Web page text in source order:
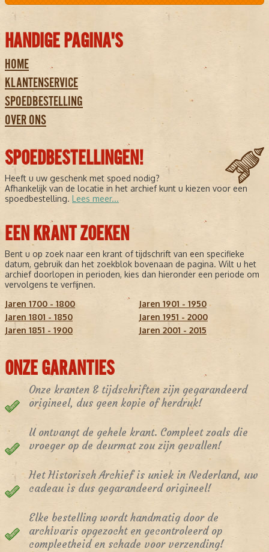
HANDIGE PAGINA'S
HOME
KLANTENSERVICE
SPOEDBESTELLING
OVER ONS
SPOEDBESTELLINGEN!
Heeft u uw geschenk met spoed nodig?
Afhankelijk van de locatie in het archief kunt u kiezen voor een
spoedbestelling. Lees meer...
EEN KRANT ZOEKEN
Bent u op zoek naar een krant of tijdschrift van een specifieke
datum, gebruik dan het zoekblok bovenaan de pagina. Wilt u het
archief doorlopen in perioden, kies dan hieronder een periode om
vervolgens te verfijnen.
Jaren 1700 - 1800
Jaren 1801 - 1850
Jaren 1851 - 1900
Jaren 1901 - 1950
Jaren 1951 - 2000
Jaren 2001 - 2015
ONZE GARANTIES
Onze kranten & tijdschriften zijn gegarandeerd
origineel, dus geen kopie of herdruk!
U ontvangt de gehele krant. Compleet zoals die
vroeger op de deurmat zou zijn gevallen!
Het Historisch Archief is uniek in Nederland, uw
cadeau is dus gegarandeerd origineel!
Elke bestelling wordt handmatig door de
archivaris opgezocht en gecontroleerd op
compleetheid en schade voor verzending!